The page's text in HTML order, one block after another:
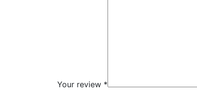
Your review *